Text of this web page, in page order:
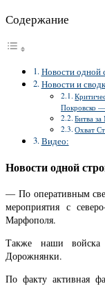
Содержание
Новости одной
Новости и
Покровско
Битва
Охват
Видео:
Новости одной
— По оперативным
мероприятия с
Марфополя.
Также наши
Дорожнянки.
По факту активная